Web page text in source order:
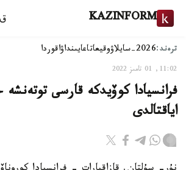
KAZINFORM
ترەند:2026-سايلاۋ وقيعاتاعايىنداۋاقوردا
11:02, 01 تامىز 2022
فرانسيادا كوۆيدكە قارسى
اياقتالدى